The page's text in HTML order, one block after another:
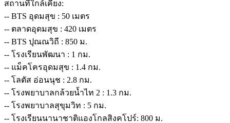
สถานที่ใกล้เคียง:
-- BTS อุดมสุข : 50 เมตร
-- ตลาดอุดมสุข : 420 เมตร
-- BTS ปุณณวิถี : 850 ม.
-- โรงเรียนพัฒนา : 1 กม.
-- แม็คโครอุดมสุข : 1.4 กม.
-- โลตัส อ่อนนุช : 2.8 กม.
-- โรงพยาบาลกล้วยน้ำไท 2 : 1.3 กม.
-- โรงพยาบาลสุขุมวิท : 5 กม.
-- โรงเรียนนานาชาติแองโกลสิงคโปร์: 800 ม.